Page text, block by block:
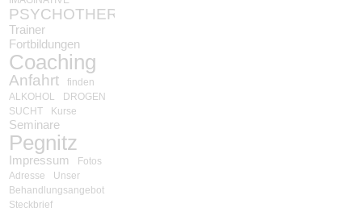
PSYCHOTHERAPIE
Trainer
Fortbildungen
Coaching
Anfahrt
finden
ALKOHOL
DROGEN
SUCHT
Kurse
Seminare
Pegnitz
Impressum
Fotos
Adresse
Unser
Behandlungsangebot
Steckbrief